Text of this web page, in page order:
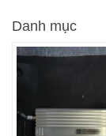
Danh mục